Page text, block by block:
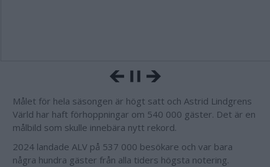
Målet för hela säsongen är högt satt och Astrid Lindgrens
Värld har haft förhoppningar om 540 000 gäster. Det är en
målbild som skulle innebära nytt rekord.
2024 landade ALV på 537 000 besökare och var bara
några hundra gäster från alla tiders högsta notering.